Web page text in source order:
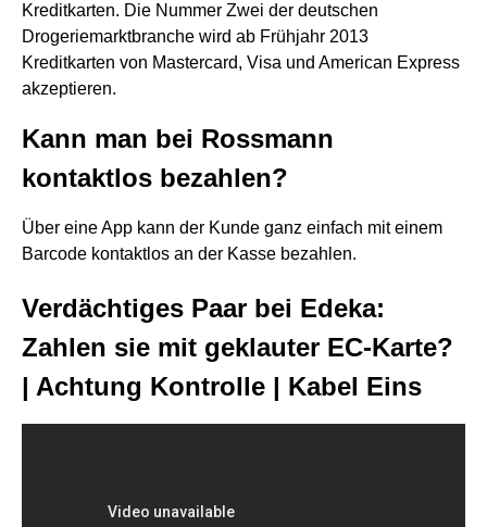
Kreditkarten. Die Nummer Zwei der deutschen
Drogeriemarktbranche wird ab Frühjahr 2013
Kreditkarten von Mastercard, Visa und American Express
akzeptieren.
Kann man bei Rossmann
kontaktlos bezahlen?
Über eine App kann der Kunde ganz einfach mit einem
Barcode kontaktlos an der Kasse bezahlen.
Verdächtiges Paar bei Edeka:
Zahlen sie mit geklauter EC-Karte?
| Achtung Kontrolle | Kabel Eins